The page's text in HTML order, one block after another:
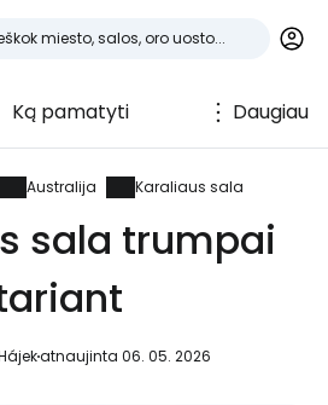
Ką pamatyti Daugiau
Australija Karaliaus sala
sala trumpai
atnaujinta 06. 05. 2026
prie
bendruomenė